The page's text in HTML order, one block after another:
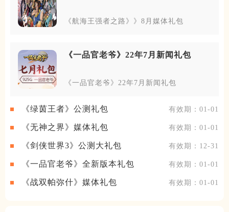
《航海王强者之路》》8月媒体礼包
《一品官老爷》22年7月新闻礼包
《一品官老爷》22年7月新闻礼包
《绿茵王者》公测礼包 有效期：01-01
《无神之界》媒体礼包 有效期：01-01
《剑侠世界3》公测大礼包 有效期：12-31
《一品官老爷》全新版本礼包 有效期：01-01
《战双帕弥什》媒体礼包 有效期：01-01